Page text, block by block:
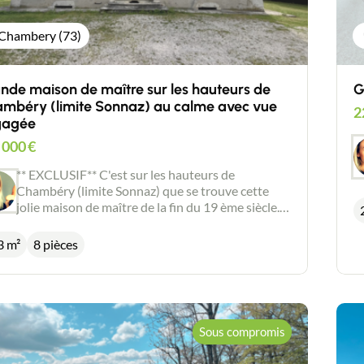
(73)
maison de maître sur les hauteurs de
(limite Sonnaz) au calme avec vue
€
** EXCLUSIF** C'est sur les hauteurs de
Chambéry (limite Sonnaz) que se trouve cette
jolie maison de maître de la fin du 19 ème siècle.
elle bénéficie d'un jolie vue dégagée sur la Croix
du Nivolet. Son environnement calme et
verdoyant est aussi tout proche des commodités
allée bordée de platanes vous permettra
d'accéder à l'entrée principale de la maison à
l'Ouest. Une seconde porte à l'Est permet
d'accéder à une belle terrasse et au jardin. D'une
m² 8 pièces
Sous compromis